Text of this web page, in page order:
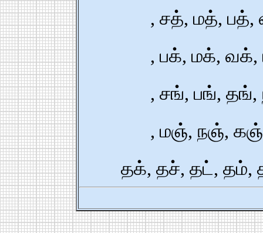
, சத், மத், பத்,
, பக், மக், வக்,
, சங், பங், தங்,
, மஞ், நஞ்,
தக், தச், தட், தம்,